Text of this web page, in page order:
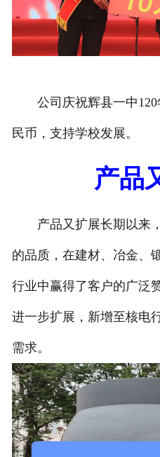
公司庆祝辉县一中120
民币，支持学校发展。
产品
产品又扩展长期以来，
的品质，在建材、冶金、
行业中赢得了客户的广泛
进一步扩展，新增至核电
需求。